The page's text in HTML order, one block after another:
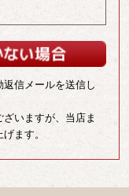
信メールを送信し
いますが、当店ま
ます。